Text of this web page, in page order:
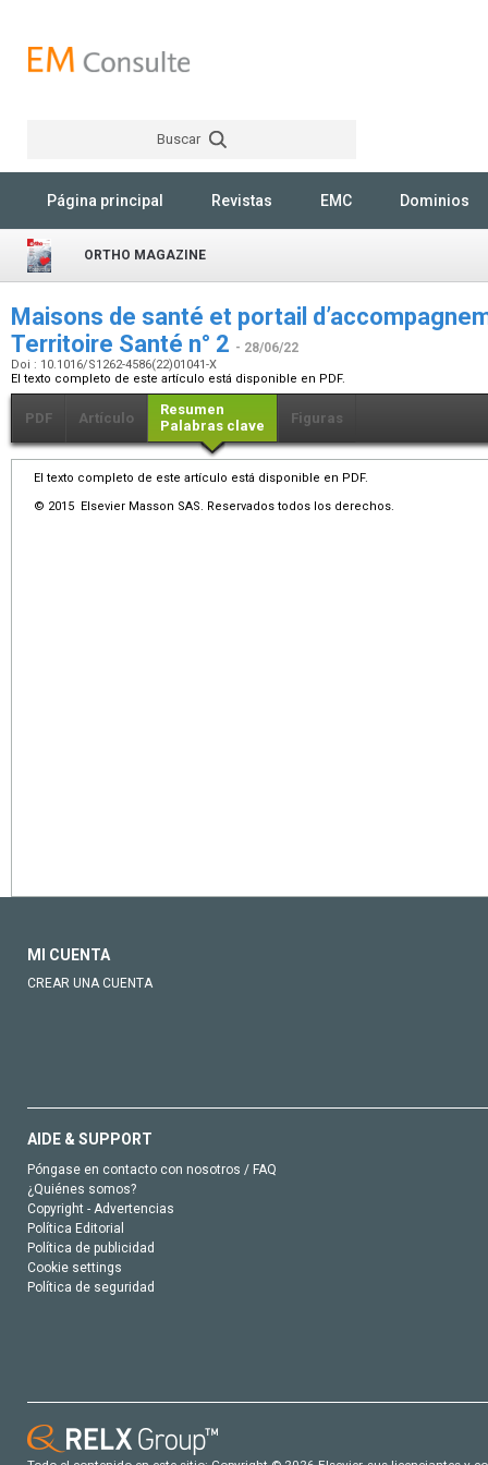
Buscar
Página principal Revistas EMC Dominios
ORTHO MAGAZINE
Maisons de santé et portail
Territoire Santé n° 2 - 28/06/22
Doi : 10.1016/S1262-4586(22)01041-X
El texto completo de este artículo está disponible en PDF.
PDF Artículo
Resumen
Palabras clave
Figuras
El texto completo de este artículo está disponible en PDF.
© 2015 Elsevier Masson SAS. Reservados todos los derechos.
MI CUENTA
CREAR UNA CUENTA
AIDE & SUPPORT
Póngase en contacto con nosotros / FAQ
¿Quiénes somos?
Copyright - Advertencias
Política Editorial
Política de publicidad
Cookie settings
Política de seguridad